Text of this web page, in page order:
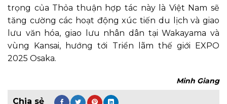
trọng của Thỏa thuận hợp tác này là Việt Nam sẽ
tăng cường các hoạt động xúc tiến du lịch và giao
lưu văn hóa, giao lưu nhân dân tại Wakayama và
vùng Kansai, hướng tới Triển lãm thế giới EXPO
2025 Osaka.
Minh Giang